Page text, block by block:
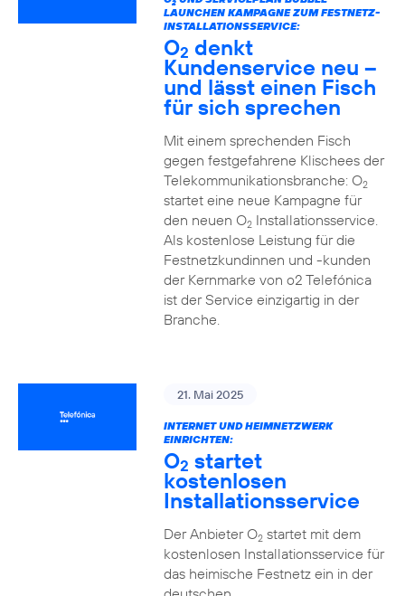
2
LAUNCHEN KAMPAGNE ZUM FESTNETZ-
INSTALLATIONSSERVICE:
O2 denkt
Kundenservice neu –
und lässt einen Fisch
für sich sprechen
Mit einem sprechenden Fisch
gegen festgefahrene Klischees der
Telekommunikationsbranche: O2
startet eine neue Kampagne für
den neuen O2Installationsservice.
Als kostenlose Leistung für die
Festnetzkundinnen und -kunden
der Kernmarke von o2 Telefónica
ist der Service einzigartig in der
Branche.
21. Mai 2025
INTERNET UND HEIMNETZWERK
EINRICHTEN:
O2 startet
kostenlosen
Installationsservice
Der Anbieter O2startet mit dem
kostenlosen Installationsservice für
das heimische Festnetz ein in der